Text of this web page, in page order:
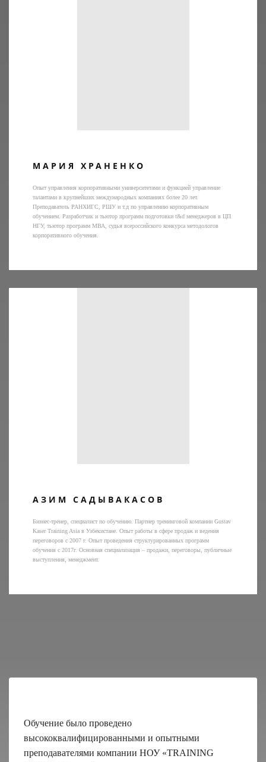
МАРИЯ ХРАНЕНКО
Опыт управления корпоративными университетами и функцией управление
талантами в крупнейших международных компаниях более 20 лет.
Преподаватель РАНХИГС, РШУ и т.д по управлению корпоративным
обучением. Разработчик и тьютор программ подготовки t&d менеджеров в ЦП
НГУ, тьютор программ МВА, судья всероссийского конкурса методологов
корпоративного обучения.
АЗИМ САДЫВАКАСОВ
Бизнес-тренер, специалист по обучению. Партнер тренинговой компании Gustav
Kaser Training Asia в Узбекистане. Опыт работы в сфере продаж и ведения
переговоров с 2007 г. Опыт проведения структурированных программ
обучения с 2017г. Основная специализация – продажи, переговоры, публичные
выступления, менеджмент.
Обучение было проведено
высококвалифицированными и опытными
преподавателями компании НОУ «TRAINING